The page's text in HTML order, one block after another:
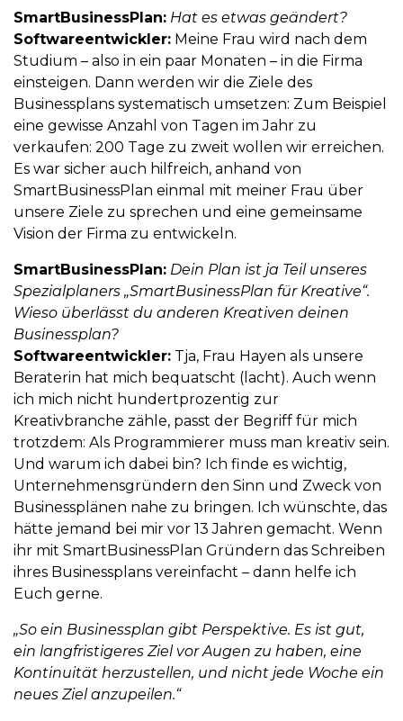
SmartBusinessPlan: Hat es etwas geändert?
Softwareentwickler: Meine Frau wird nach dem
Studium – also in ein paar Monaten – in die Firma
einsteigen. Dann werden wir die Ziele des
Businessplans systematisch umsetzen: Zum Beispiel
eine gewisse Anzahl von Tagen im Jahr zu
verkaufen: 200 Tage zu zweit wollen wir erreichen.
Es war sicher auch hilfreich, anhand von
SmartBusinessPlan einmal mit meiner Frau über
unsere Ziele zu sprechen und eine gemeinsame
Vision der Firma zu entwickeln.
SmartBusinessPlan: Dein Plan ist ja Teil unseres
Spezialplaners „SmartBusinessPlan für Kreative“.
Wieso überlässt du anderen Kreativen deinen
Businessplan?
Softwareentwickler: Tja, Frau Hayen als unsere
Beraterin hat mich bequatscht (lacht). Auch wenn
ich mich nicht hundertprozentig zur
Kreativbranche zähle, passt der Begriff für mich
trotzdem: Als Programmierer muss man kreativ sein.
Und warum ich dabei bin? Ich finde es wichtig,
Unternehmensgründern den Sinn und Zweck von
Businessplänen nahe zu bringen. Ich wünschte, das
hätte jemand bei mir vor 13 Jahren gemacht. Wenn
ihr mit SmartBusinessPlan Gründern das Schreiben
ihres Businessplans vereinfacht – dann helfe ich
Euch gerne.
„So ein Businessplan gibt Perspektive. Es ist gut,
ein langfristigeres Ziel vor Augen zu haben, eine
Kontinuität herzustellen, und nicht jede Woche ein
neues Ziel anzupeilen.“